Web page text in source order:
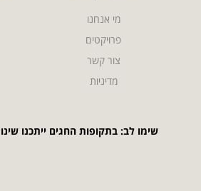
מי אנחנו
פרויקטים
צור קשר
מדיניות
שימו לב: בתקופות החגים ייתכנו